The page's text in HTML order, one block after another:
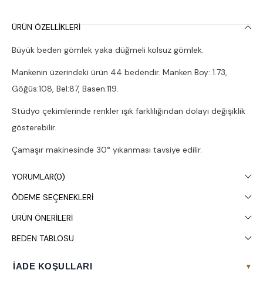
ÜRÜN ÖZELLIKLERI
Büyük beden gömlek yaka düğmeli kolsuz gömlek.
Mankenin üzerindeki ürün 44 bedendir. Manken Boy: 1.73,
Göğüs:108, Bel:87, Basen:119.
Stüdyo çekimlerinde renkler ışık farklılığından dolayı değişiklik
gösterebilir.
Çamaşır makinesinde 30° yıkanması tavsiye edilir.
YORUMLAR(0)
ÖDEME SEÇENEKLERI
ÜRÜN ÖNERILERI
BEDEN TABLOSU
İADE KOŞULLARI ▾